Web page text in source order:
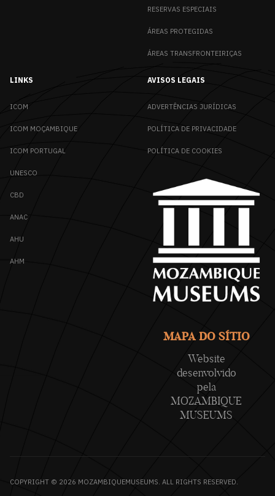
RESERVAS ESPECIAIS
ÁREAS PROTEGIDAS
ÁREAS TRANSFRONTEIRIÇAS
LINKS
ICOM
ICOM MOÇAMBIQUE
ICOM PORTUGAL
UNESCO
CBD
ANAC
AHU
AHM
AVISOS LEGAIS
ADVERTÊNCIAS JURÍDICAS
POLÍTICA DE PRIVACIDADE
POLÍTICA DE COOKIES
MAPA DO SÍTIO
Website
desenvolvido
pela
MOZAMBIQUE
MUSEUMS
COPYRIGHT © 2026 MOZAMBIQUEMUSEUMS. ALL RIGHTS RESERVED.